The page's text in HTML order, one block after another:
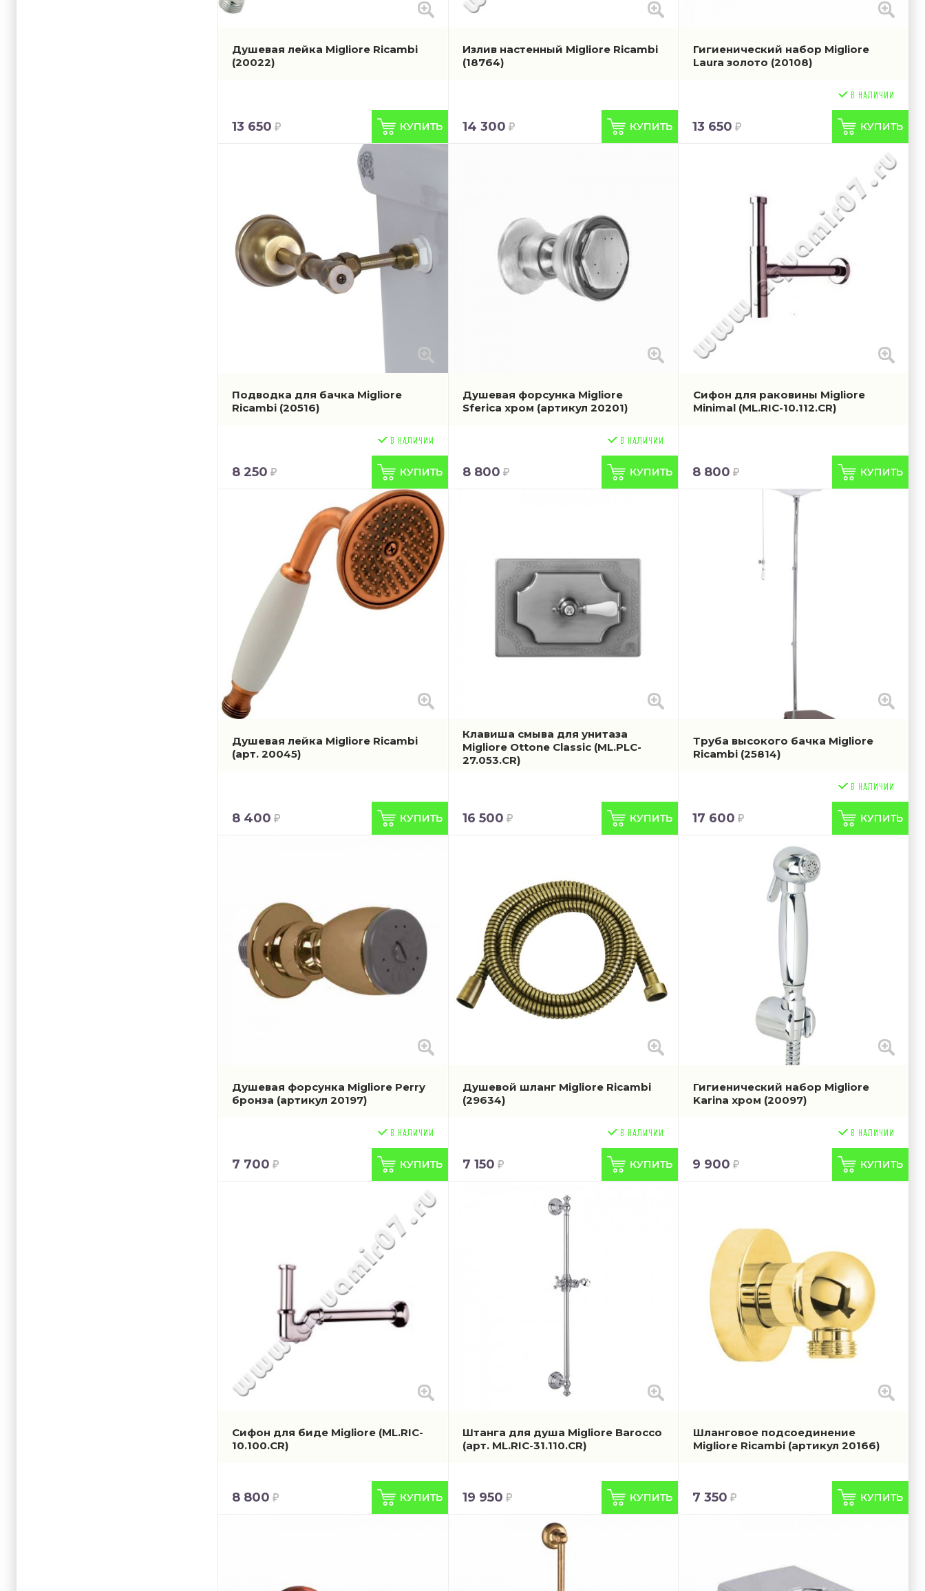
Душевая лейка Migliore Ricambi
(20022)
13 650
Излив настенный Migliore Ricambi
(18764)
14 300
Гигиенический набор Migliore
Laura золото (20108)
13 650
Подводка для бачка Migliore
Ricambi (20516)
8 250
Душевая форсунка Migliore
Sferica хром (артикул 20201)
8 800
Сифон для раковины Migliore
Minimal (ML.RIC-10.112.CR)
8 800
Душевая лейка Migliore Ricambi
(арт. 20045)
8 400
Клавиша смыва для унитаза
Migliore Ottone Classic (ML.PLC-
27.053.CR)
16 500
Труба высокого бачка Migliore
Ricambi (25814)
17 600
Душевая форсунка Migliore Perry
бронза (артикул 20197)
7 700
Душевой шланг Migliore Ricambi
(29634)
7 150
Гигиенический набор Migliore
Karina хром (20097)
9 900
Сифон для биде Migliore (ML.RIC-
10.100.CR)
8 800
Штанга для душа Migliore Barocco
(арт. ML.RIC-31.110.CR)
19 950
Шланговое подсоединение
Migliore Ricambi (артикул 20166)
7 350